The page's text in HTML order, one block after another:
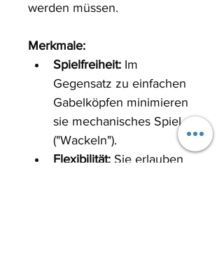
werden müssen.
Merkmale:
Spielfreiheit: Im
Gegensatz zu einfachen
Gabelköpfen minimieren
sie mechanisches Spiel
("Wackeln").
Flexibilität: Sie erlauben